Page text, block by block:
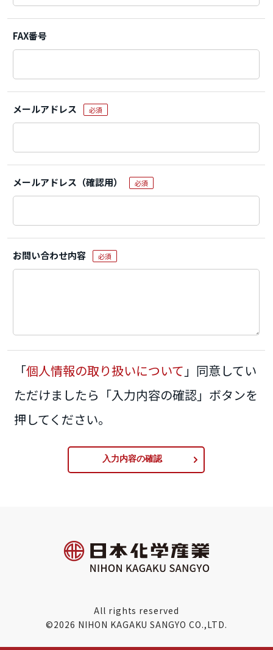
FAX番号
メールアドレス 必須
メールアドレス（確認用） 必須
お問い合わせ内容 必須
「個人情報の取り扱いについて 」同意してい
ただけましたら「入力内容の確認」ボタンを
押してください。
入力内容の確認
All rights reserved
©2026 NIHON KAGAKU SANGYO CO.,LTD.